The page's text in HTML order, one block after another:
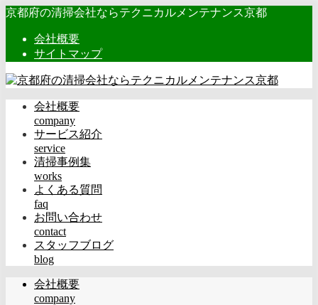
京都府の清掃会社ならテクニカルメンテナンス京都
会社概要
サイトマップ
会社概要
company
サービス紹介
service
清掃事例集
works
よくある質問
faq
お問い合わせ
contact
スタッフブログ
blog
会社概要
company